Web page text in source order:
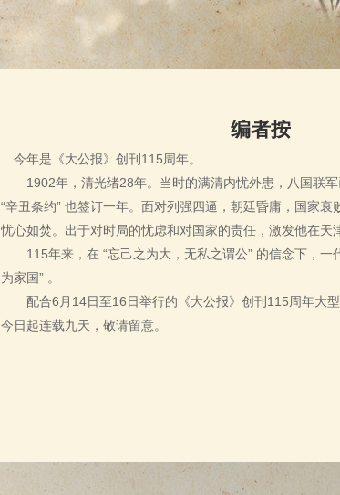
编者按
今年是《大公报》创刊115周年。
1902年，清光绪28年。当时的满清内忧外患，八国联军
“辛丑条约” 也签订一年。面对列强四逼，朝廷昏庸，国家衰
忧心如焚。出于对时局的忧虑和对国家的责任，激发他在天
115年来，在 “忘己之为大，无私之谓公” 的信念下，一
为家国” 。
配合6月14日至16日举行的《大公报》创刊115周年大型
今日起连载九天，敬请留意。